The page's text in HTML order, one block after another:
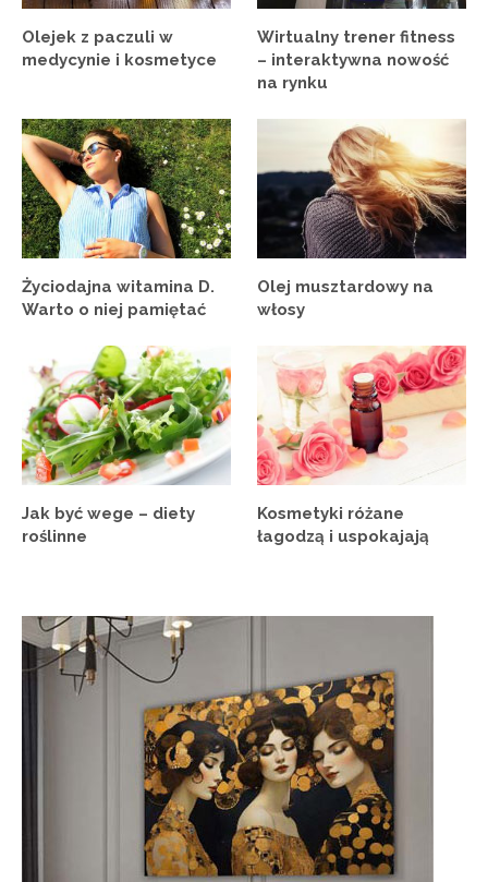
Olejek z paczuli w
medycynie i kosmetyce
Wirtualny trener fitness
– interaktywna nowość
na rynku
Życiodajna witamina D.
Warto o niej pamiętać
Olej musztardowy na
włosy
Jak być wege – diety
roślinne
Kosmetyki różane
łagodzą i uspokajają